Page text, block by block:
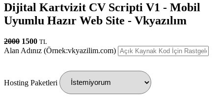
Dijital Kartvizit CV Scripti V1 - Mobil
Uyumlu Hazır Web Site - Vkyazılım
2000 1500 TL
Alan Adınız (Örnek:vkyazilim.com)
Hosting Paketleri